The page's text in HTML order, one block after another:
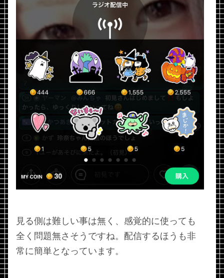
見る側は難しい事は無く、感覚的に使っても
全く問題無さそうですね。配信するほうも非
常に簡単となっています。